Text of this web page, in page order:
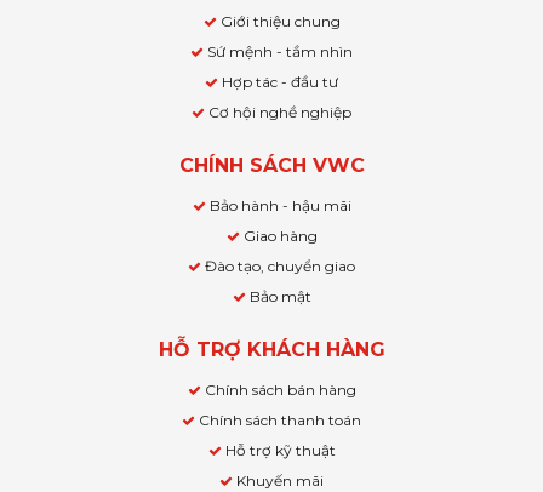
Giới thiệu chung
Sứ mệnh - tầm nhìn
Hợp tác - đầu tư
Cơ hội nghề nghiệp
CHÍNH SÁCH VWC
Bảo hành - hậu mãi
Giao hàng
Đào tạo, chuyển giao
Bảo mật
HỖ TRỢ KHÁCH HÀNG
Chính sách bán hàng
Chính sách thanh toán
Hỗ trợ kỹ thuật
Khuyến mãi